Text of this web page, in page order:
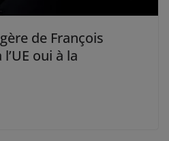
de François
oui à la